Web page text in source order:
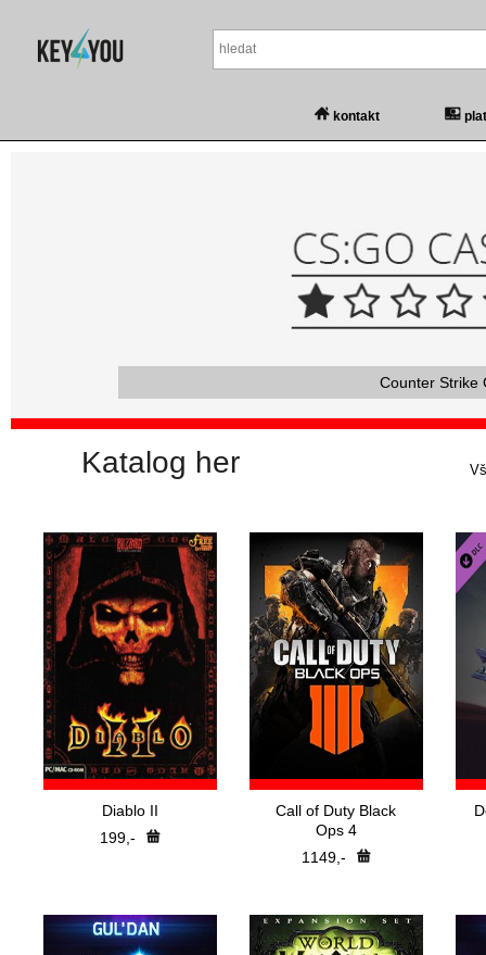
kontakt
Counter Strike
Katalog her
Diablo II
199,-
Call of Duty Black
Ops 4
1149,-